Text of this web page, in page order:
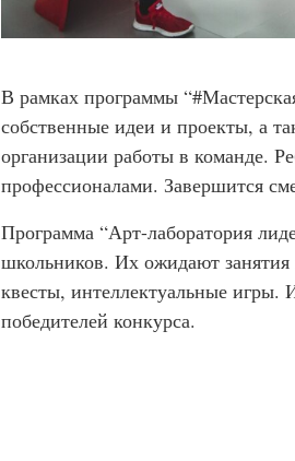
В рамках программы
собственные идеи и проекты, а
организации работы в команде.
профессионалами. Завершится
Программа “Арт-лаборатория
школьников. Их ожидают занятия
квесты, интеллектуальные игры.
победителей конкурса.